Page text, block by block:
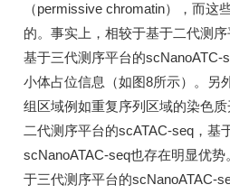
（permissive chromatin），而这
的。事实上，相较于基于二代测
基于三代测序平台的scNanoATC-
小体占位信息（如图8所示）。另
组区域例如重复序列区域的染色
二代测序平台的scATAC-seq，基
scNanoATAC-seq也存在明显优
于三代测序平台的scNanoATAC-